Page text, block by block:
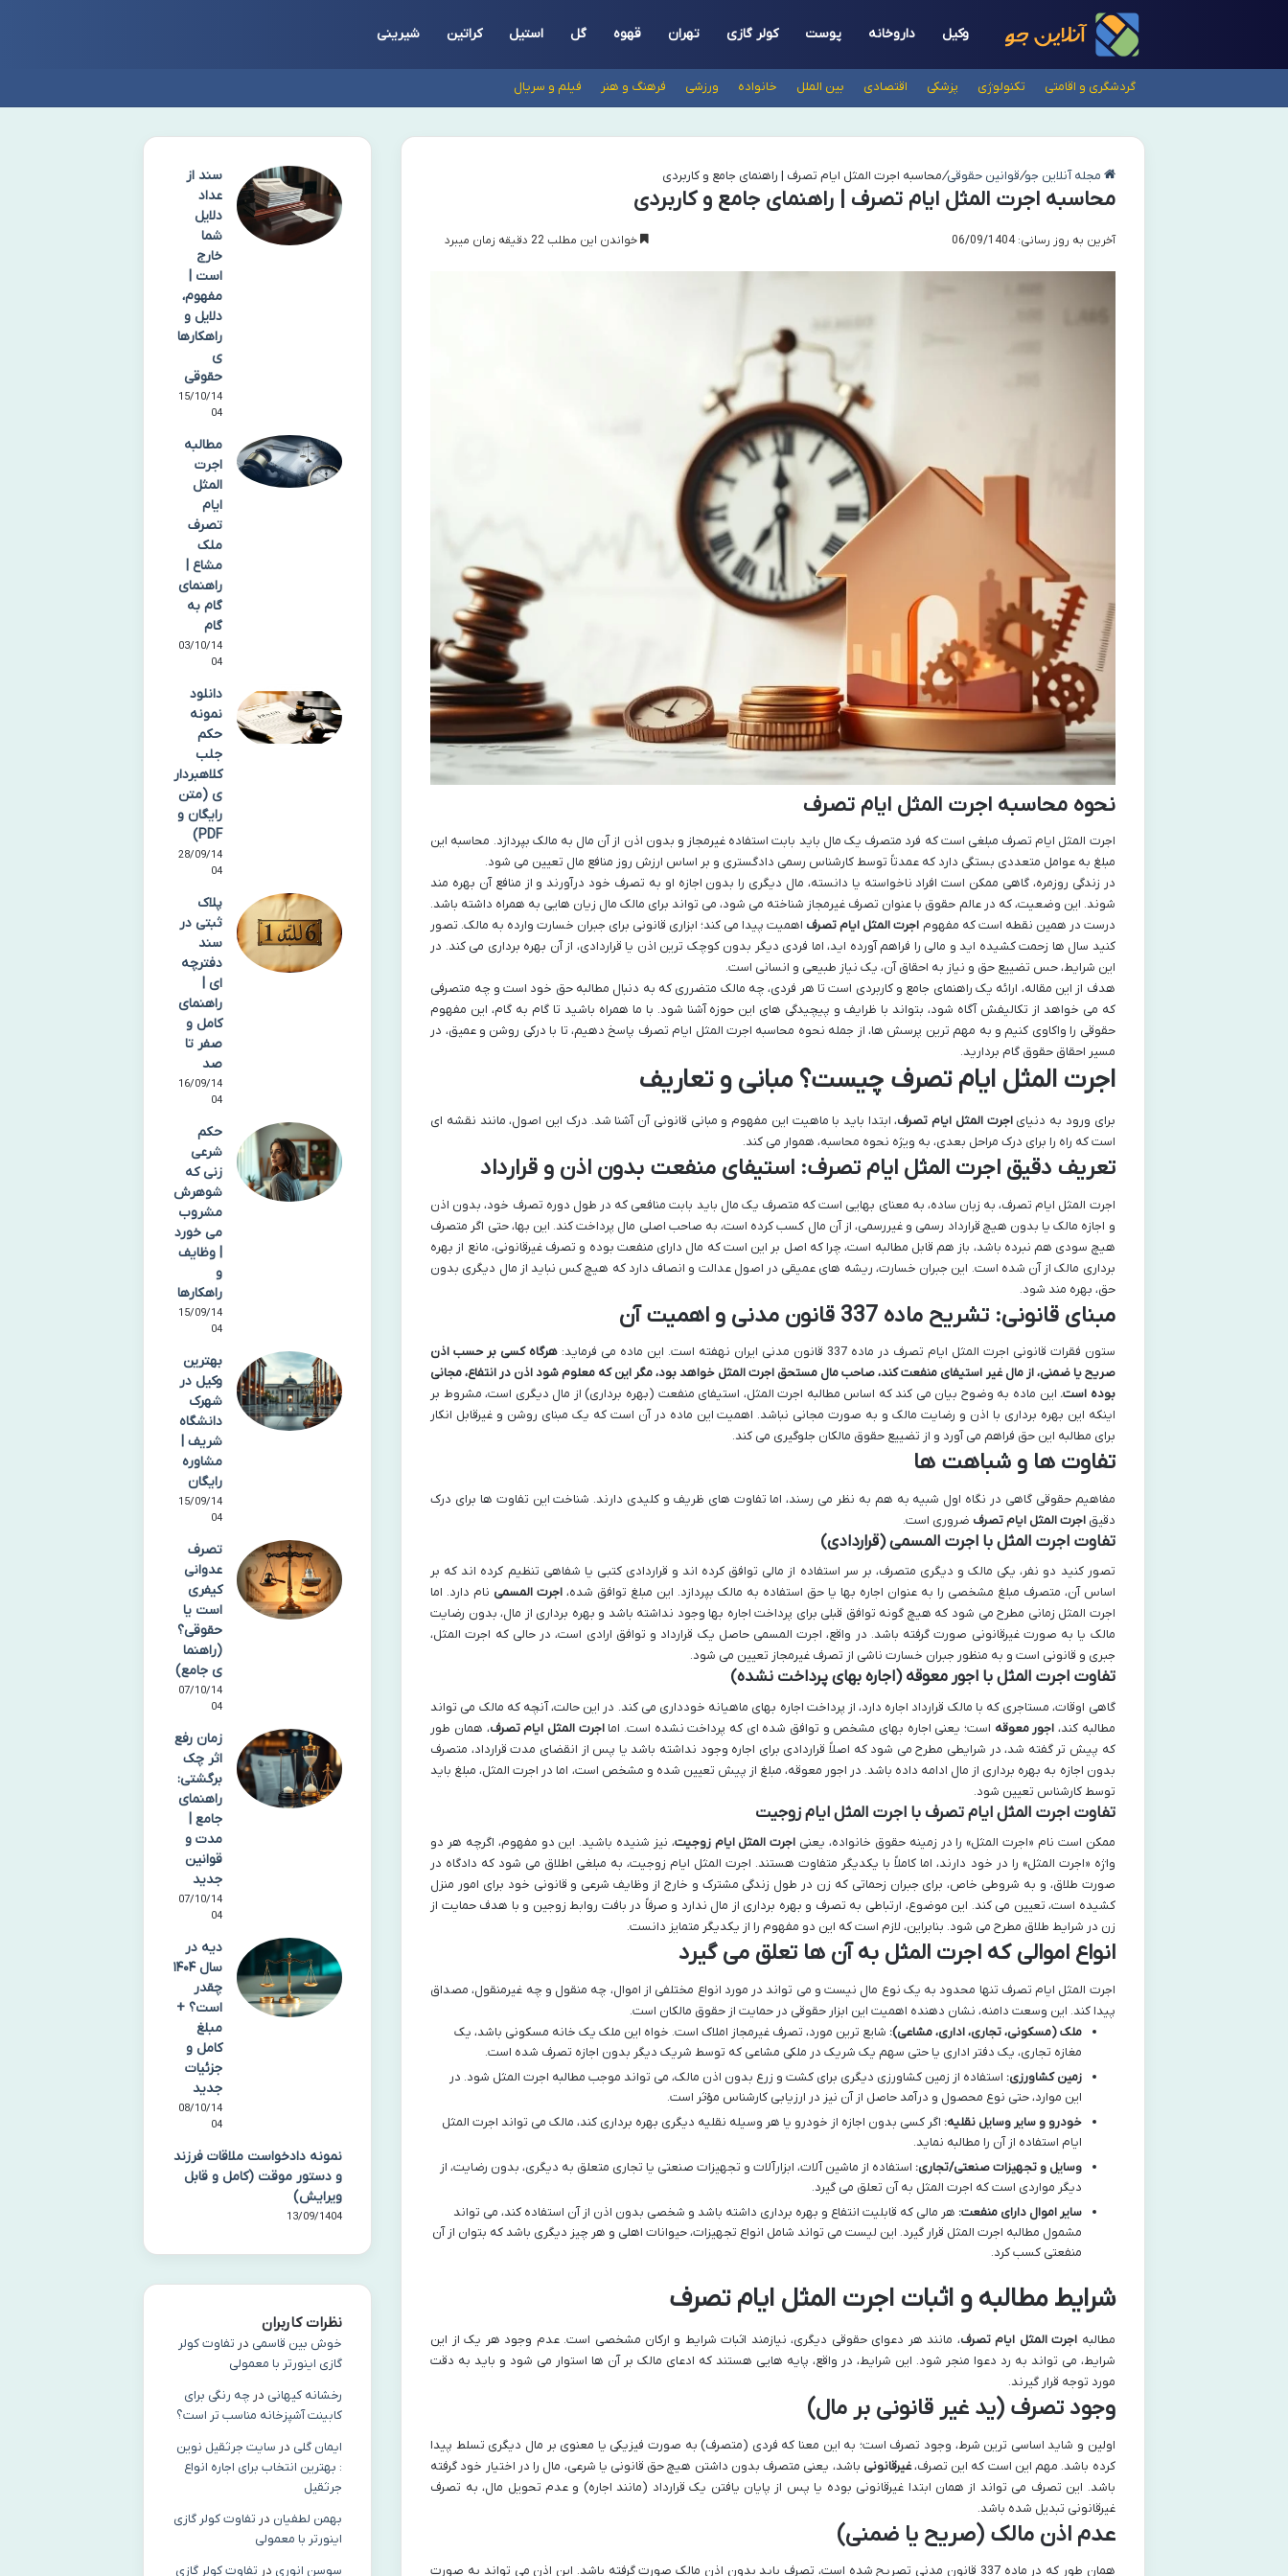
وکیل داروخانه پوست کولر گازی تهران قهوه گل استیل کراتین شیرینی
گردشگری و اقامتی تکنولوژی پزشکی اقتصادی بین الملل خانواده ورزشی فرهنگ و هنر فیلم و سریال
مجله آنلاین جو/قوانین حقوقی/محاسبه اجرت المثل ایام تصرف | راهنمای جامع و کاربردی
محاسبه اجرت المثل ایام تصرف | راهنمای جامع و کاربردی
آخرین به روز رسانی: 06/09/1404 خواندن این مطلب 22 دقیقه زمان میبرد
نحوه محاسبه اجرت المثل ایام تصرف
اجرت المثل ایام تصرف مبلغی است که فرد متصرف یک مال باید بابت استفاده غیرمجاز و بدون اذن از آن مال به مالک بپردازد. محاسبه این
مبلغ به عوامل متعددی بستگی دارد که عمدتاً توسط کارشناس رسمی دادگستری و بر اساس ارزش روز منافع مال تعیین می شود.
در زندگی روزمره، گاهی ممکن است افراد ناخواسته یا دانسته، مال دیگری را بدون اجازه او به تصرف خود درآورند و از منافع آن بهره مند
شوند. این وضعیت، که در عالم حقوق با عنوان تصرف غیرمجاز شناخته می شود، می تواند برای مالک مال زیان هایی به همراه داشته باشد.
درست در همین نقطه است که مفهوم اجرت المثل ایام تصرف اهمیت پیدا می کند؛ ابزاری قانونی برای جبران خسارت وارده به مالک. تصور
کنید سال ها زحمت کشیده اید و مالی را فراهم آورده اید، اما فردی دیگر بدون کوچک ترین اذن یا قراردادی، از آن بهره برداری می کند. در
این شرایط، حس تضییع حق و نیاز به احقاق آن، یک نیاز طبیعی و انسانی است.
هدف از این مقاله، ارائه یک راهنمای جامع و کاربردی است تا هر فردی، چه مالک متضرری که به دنبال مطالبه حق خود است و چه متصرفی
که می خواهد از تکالیفش آگاه شود، بتواند با ظرایف و پیچیدگی های این حوزه آشنا شود. با ما همراه باشید تا گام به گام، این مفهوم
حقوقی را واکاوی کنیم و به مهم ترین پرسش ها، از جمله نحوه محاسبه اجرت المثل ایام تصرف پاسخ دهیم، تا با درکی روشن و عمیق، در
مسیر احقاق حقوق گام بردارید.
اجرت المثل ایام تصرف چیست؟ مبانی و تعاریف
برای ورود به دنیایاجرت المثل ایام تصرف، ابتدا باید با ماهیت این مفهوم و مبانی قانونی آن آشنا شد. درک این اصول، مانند نقشه ای
است که راه را برای درک مراحل بعدی، به ویژه نحوه محاسبه، هموار می کند.
تعریف دقیق اجرت المثل ایام تصرف: استیفای منفعت بدون اذن و قرارداد
اجرت المثل ایام تصرف، به زبان ساده، به معنای بهایی است که متصرف یک مال باید بابت منافعی که در طول دوره تصرف خود، بدون اذن
و اجازه مالک یا بدون هیچ قرارداد رسمی و غیررسمی، از آن مال کسب کرده است، به صاحب اصلی مال پرداخت کند. این بها، حتی اگر متصرف
هیچ سودی هم نبرده باشد، باز هم قابل مطالبه است، چرا که اصل بر این است که مال دارای منفعت بوده و تصرف غیرقانونی، مانع از بهره
برداری مالک از آن شده است. این جبران خسارت، ریشه های عمیقی در اصول عدالت و انصاف دارد که هیچ کس نباید از مال دیگری بدون
حق، بهره مند شود.
مبنای قانونی: تشریح ماده 337 قانون مدنی و اهمیت آن
ستون فقرات قانونی اجرت المثل ایام تصرف در ماده 337 قانون مدنی ایران نهفته است. این ماده می فرماید:
هرگاه کسی بر حسب اذن
صریح یا ضمنی، از مال غیر استیفای منفعت کند، صاحب مال مستحق اجرت المثل خواهد بود، مگر این که معلوم شود اذن در انتفاع، مجانی
بوده است. این ماده به وضوح بیان می کند که اساس مطالبه اجرت المثل، استیفای منفعت (بهره برداری) از مال دیگری است، مشروط بر
اینکه این بهره برداری با اذن و رضایت مالک و به صورت مجانی نباشد. اهمیت این ماده در آن است که یک مبنای روشن و غیرقابل انکار
برای مطالبه این حق فراهم می آورد و از تضییع حقوق مالکان جلوگیری می کند.
تفاوت ها و شباهت ها
مفاهیم حقوقی گاهی در نگاه اول شبیه به هم به نظر می رسند، اما تفاوت های ظریف و کلیدی دارند. شناخت این تفاوت ها برای درک
دقیقاجرت المثل ایام تصرف ضروری است.
تفاوت اجرت المثل با اجرت المسمی (قراردادی)
تصور کنید دو نفر، یکی مالک و دیگری متصرف، بر سر استفاده از مالی توافق کرده اند و قراردادی کتبی یا شفاهی تنظیم کرده اند که بر
اساس آن، متصرف مبلغ مشخصی را به عنوان اجاره بها یا حق استفاده به مالک بپردازد. این مبلغ توافق شده، اجرت المسمی نام دارد. اما
اجرت المثل زمانی مطرح می شود که هیچ گونه توافق قبلی برای پرداخت اجاره بها وجود نداشته باشد و بهره برداری از مال، بدون رضایت
مالک یا به صورت غیرقانونی صورت گرفته باشد. در واقع، اجرت المسمی حاصل یک قرارداد و توافق ارادی است، در حالی که اجرت المثل،
جبری و قانونی است و به منظور جبران خسارت ناشی از تصرف غیرمجاز تعیین می شود.
تفاوت اجرت المثل با اجور معوقه (اجاره بهای پرداخت نشده)
گاهی اوقات، مستاجری که با مالک قرارداد اجاره دارد، از پرداخت اجاره بهای ماهیانه خودداری می کند. در این حالت، آنچه که مالک می تواند
مطالبه کند، اجور معوقه است؛ یعنی اجاره بهای مشخص و توافق شده ای که پرداخت نشده است. امااجرت المثل ایام تصرف، همان طور
که پیش تر گفته شد، در شرایطی مطرح می شود که اصلاً قراردادی برای اجاره وجود نداشته باشد یا پس از انقضای مدت قرارداد، متصرف
بدون اجازه به بهره برداری از مال ادامه داده باشد. در اجور معوقه، مبلغ از پیش تعیین شده و مشخص است، اما در اجرت المثل، مبلغ باید
توسط کارشناس تعیین شود.
تفاوت اجرت المثل ایام تصرف با اجرت المثل ایام زوجیت
ممکن است نام «اجرت المثل» را در زمینه حقوق خانواده، یعنی اجرت المثل ایام زوجیت، نیز شنیده باشید. این دو مفهوم، اگرچه هر دو
واژه «اجرت المثل» را در خود دارند، اما کاملاً با یکدیگر متفاوت هستند. اجرت المثل ایام زوجیت، به مبلغی اطلاق می شود که دادگاه در
صورت طلاق، و به شروطی خاص، برای جبران زحماتی که زن در طول زندگی مشترک و خارج از وظایف شرعی و قانونی خود برای امور منزل
کشیده است، تعیین می کند. این موضوع، ارتباطی به تصرف و بهره برداری از مال ندارد و صرفاً در بافت روابط زوجین و با هدف حمایت از
زن در شرایط طلاق مطرح می شود. بنابراین، لازم است که این دو مفهوم را از یکدیگر متمایز دانست.
انواع اموالی که اجرت المثل به آن ها تعلق می گیرد
اجرت المثل ایام تصرف تنها محدود به یک نوع مال نیست و می تواند در مورد انواع مختلفی از اموال، چه منقول و چه غیرمنقول، مصداق
پیدا کند. این وسعت دامنه، نشان دهنده اهمیت این ابزار حقوقی در حمایت از حقوق مالکان است.
ملک (مسکونی، تجاری، اداری، مشاعی): شایع ترین مورد، تصرف غیرمجاز املاک است. خواه این ملک یک خانه مسکونی باشد، یک
مغازه تجاری، یک دفتر اداری یا حتی سهم یک شریک در ملکی مشاعی که توسط شریک دیگر بدون اجازه تصرف شده است.
زمین کشاورزی: استفاده از زمین کشاورزی دیگری برای کشت و زرع بدون اذن مالک، می تواند موجب مطالبه اجرت المثل شود. در
این موارد، حتی نوع محصول و درآمد حاصل از آن نیز در ارزیابی کارشناس مؤثر است.
خودرو و سایر وسایل نقلیه: اگر کسی بدون اجازه از خودرو یا هر وسیله نقلیه دیگری بهره برداری کند، مالک می تواند اجرت المثل
ایام استفاده از آن را مطالبه نماید.
وسایل و تجهیزات صنعتی/تجاری: استفاده از ماشین آلات، ابزارآلات و تجهیزات صنعتی یا تجاری متعلق به دیگری، بدون رضایت، از
دیگر مواردی است که اجرت المثل به آن تعلق می گیرد.
سایر اموال دارای منفعت: هر مالی که قابلیت انتفاع و بهره برداری داشته باشد و شخصی بدون اذن از آن استفاده کند، می تواند
مشمول مطالبه اجرت المثل قرار گیرد. این لیست می تواند شامل انواع تجهیزات، حیوانات اهلی و هر چیز دیگری باشد که بتوان از آن
منفعتی کسب کرد.
شرایط مطالبه و اثبات اجرت المثل ایام تصرف
مطالبه اجرت المثل ایام تصرف، مانند هر دعوای حقوقی دیگری، نیازمند اثبات شرایط و ارکان مشخصی است. عدم وجود هر یک از این
شرایط، می تواند به رد دعوا منجر شود. این شرایط، در واقع، پایه هایی هستند که ادعای مالک بر آن ها استوار می شود و باید به دقت
مورد توجه قرار گیرند.
وجود تصرف (ید غیر قانونی بر مال)
اولین و شاید اساسی ترین شرط، وجود تصرف است؛ به این معنا که فردی (متصرف) به صورت فیزیکی یا معنوی بر مال دیگری تسلط پیدا
کرده باشد. مهم این است که این تصرف،غیرقانونی باشد، یعنی متصرف بدون داشتن هیچ حق قانونی یا شرعی، مال را در اختیار خود گرفته
باشد. این تصرف می تواند از همان ابتدا غیرقانونی بوده یا پس از پایان یافتن یک قرارداد (مانند اجاره) و عدم تحویل مال، به تصرف
غیرقانونی تبدیل شده باشد.
عدم اذن مالک (صریح یا ضمنی)
همان طور که در ماده 337 قانون مدنی تصریح شده است، تصرف باید بدون اذن مالک صورت گرفته باشد. این اذن می تواند به صورت
سند از
عداد
دلایل
شما
خارج
است |
مفهوم،
دلایل و
راهکارها
ی
حقوقی
15/10/14
04
مطالبه
اجرت
المثل
ایام
تصرف
ملک
مشاع |
راهنمای
گام به
گام
03/10/14
04
دانلود
نمونه
حکم
جلب
کلاهبردار
ی (متن
رایگان و
PDF)
28/09/14
04
پلاک
ثبتی در
سند
دفترچه
ای |
راهنمای
کامل و
صفر تا
صد
16/09/14
04
حکم
شرعی
زنی که
شوهرش
مشروب
می خورد
| وظایف
و
راهکارها
15/09/14
04
بهترین
وکیل در
شهرک
دانشگاه
شریف |
مشاوره
رایگان
15/09/14
04
تصرف
عدوانی
کیفری
است یا
حقوقی؟
(راهنما
ی جامع)
07/10/14
04
زمان رفع
اثر چک
برگشتی:
راهنمای
جامع |
مدت و
قوانین
جدید
07/10/14
04
دیه در
سال ۱۴۰۴
چقدر
است؟ +
مبلغ
کامل و
جزئیات
جدید
08/10/14
04
نمونه دادخواست ملاقات فرزند
و دستور موقت (کامل و قابل
ویرایش)
13/09/1404
نظرات کاربران
خوش بین قاسمی در تفاوت کولر
گازی اینورتر با معمولی
رخشانه کیهانی در چه رنگی برای
کابینت آشپزخانه مناسب‌ تر است؟
ایمان گلی در سایت جرثقیل نوین
: بهترین انتخاب برای اجاره انواع
جرثقیل
بهمن لطفیان در تفاوت کولر گازی
اینورتر با معمولی
سوسن انوری در تفاوت کولر گازی